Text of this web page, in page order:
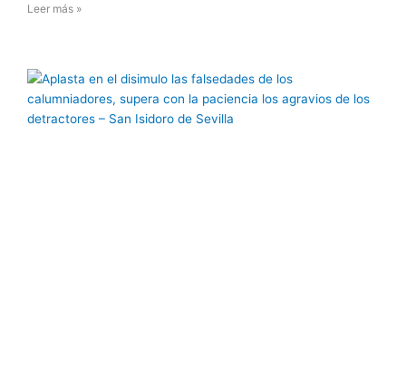
Leer más »